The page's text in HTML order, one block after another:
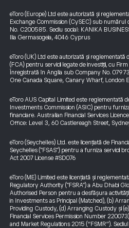
eToro (Europe) Ltd este autorizată și
Exchange Commission (CySEC) sub
No. C200585. Sediu social: KANIKA
Ilia Germasogeia, 4046 Cyprus
eToro (UK) Ltd este autorizată și reglementată
(FCA) pentru servicii legate de investiții, cu
Înregistrată în Anglia sub Company No.
One Canada Square, Canary Wharf, London
eToro AUS Capital Limited este reglementată
Investments Commission (ASIC) pentru
financiare. Australian Financial Services
Office: Level 3, 60 Castlereagh Street,
eToro (Seychelles) Ltd. este licențiată de
Seychelles ("FSAS") pentru a furniza servicii
Act 2007 License #SD076
eToro (ME) Limited este licențiată și
Regulatory Authority ("FSRA") a Abu Dhabi
Authorised Person pentru a desfășura
in Investments as Principal (Matched), (b)
Providing Custody, (d) Arranging Custody și
Financial Services Permission Number
and Market Regulations 2015 (“FSMR”).